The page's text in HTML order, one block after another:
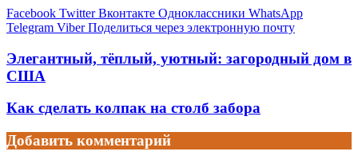
Facebook Twitter Вконтакте Одноклассники WhatsApp
Telegram Viber Поделиться через электронную почту
Элегантный, тёплый, уютный: загородный дом в
США
Как сделать колпак на столб забора
Добавить комментарий